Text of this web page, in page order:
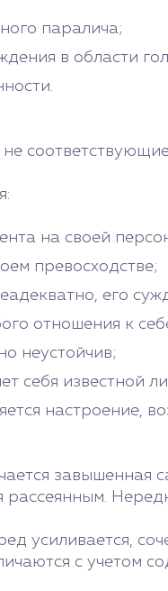
паралича;
в области
на своей
превосходстве;
его
отношения к
неустойчив;
себя известной
настроение,
завышенная
рассеянным.
усиливается,
с учетом